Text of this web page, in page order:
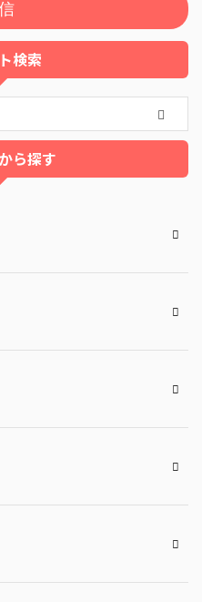
検索
ら探す